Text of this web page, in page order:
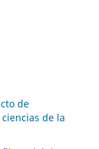
de
de la